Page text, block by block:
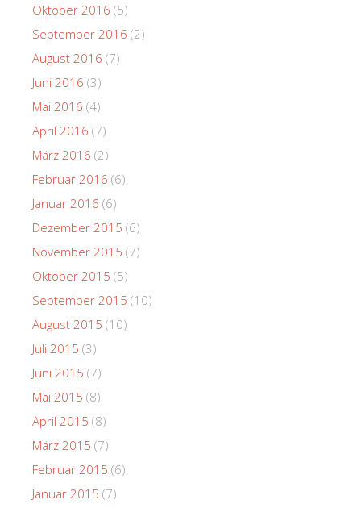
Oktober 2016 (5)
September 2016 (2)
August 2016 (7)
Juni 2016 (3)
Mai 2016 (4)
April 2016 (7)
März 2016 (2)
Februar 2016 (6)
Januar 2016 (6)
Dezember 2015 (6)
November 2015 (7)
Oktober 2015 (5)
September 2015 (10)
August 2015 (10)
Juli 2015 (3)
Juni 2015 (7)
Mai 2015 (8)
April 2015 (8)
März 2015 (7)
Februar 2015 (6)
Januar 2015 (7)